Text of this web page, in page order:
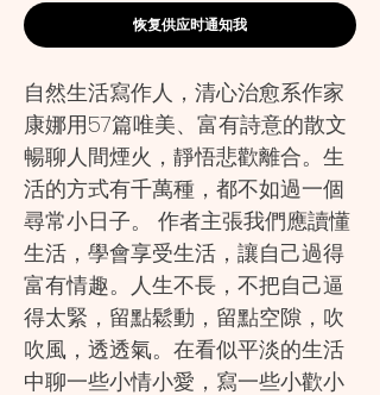
恢复供应时通知我
自然生活寫作人，清心治愈系作家
康娜用57篇唯美、富有詩意的散文
暢聊人間煙火，靜悟悲歡離合。生
活的方式有千萬種，都不如過一個
尋常小日子。 作者主張我們應讀懂
生活，學會享受生活，讓自己過得
富有情趣。人生不長，不把自己逼
得太緊，留點鬆動，留點空隙，吹
吹風，透透氣。在看似平淡的生活
中聊一些小情小愛，寫一些小歡小